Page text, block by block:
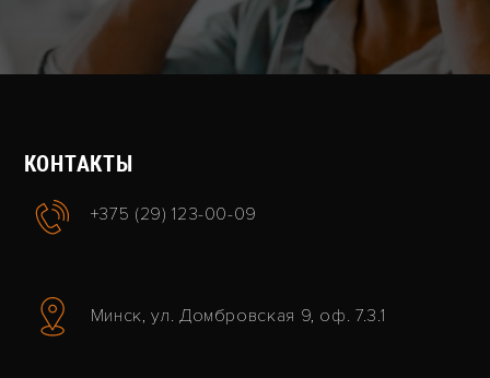
КОНТАКТЫ
+375 (29) 123-00-09
Минск, ул. Домбровская 9, оф. 7.3.1